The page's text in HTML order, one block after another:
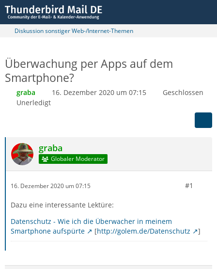
Diskussion sonstiger Web-/Internet-Themen
Überwachung per Apps auf dem
Smartphone?
graba 16. Dezember 2020 um 07:15
Geschlossen
Unerledigt
graba
Globaler Moderator
16. Dezember 2020 um 07:15 #1
Dazu eine interessante Lektüre:
Datenschutz - Wie ich die Überwacher in meinem
Smartphone aufspürte
[http://golem.de/Datenschutz ]